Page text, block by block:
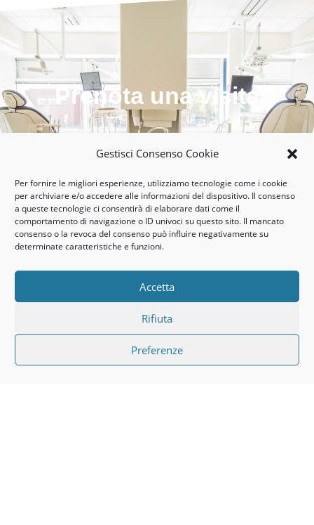
Gestisci Consenso Cookie
Per fornire le migliori esperienze, utilizziamo tecnologie come i cookie
per archiviare e/o accedere alle informazioni del dispositivo. Il consenso
a queste tecnologie ci consentirà di elaborare dati come il
comportamento di navigazione o ID univoci su questo sito. Il mancato
consenso o la revoca del consenso può influire negativamente su
determinate caratteristiche e funzioni.
Accetta
Rifiuta
Preferenze
Prenota una visita
Chiama